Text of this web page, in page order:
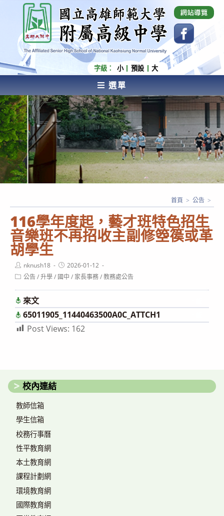
內
容
國立高雄師範大學附屬高級中學 Affiliated Senior
High School of National Kaohsiung Normal
University
字級： 小 預設 大
選單
AFFILIATED SENIOR HIGH SCHOOL OF NATIONAL
KAOHSIUNG NORMAL UNIVERSITY
116學年度起，藝才班特色招生
音樂班不再招收主副修箜篌或革
胡學生
首頁 > 公告 >
Post
author:
nknush18
Post
published:
2026-01-12
Post公告/升學/ 國中 / 家長事務/教務處公告
來文
65011905_11440463500A0C_ATTCH1
Post Views: 162
校內連結
教師信箱
學生信箱
校務行事曆
性平教育網
本土教育網
課程計劃網
環境教育網
國際教育網